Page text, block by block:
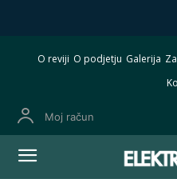
O reviji O podjetju Galerija
Moj račun